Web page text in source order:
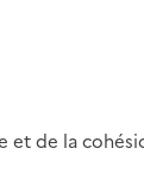
et de la